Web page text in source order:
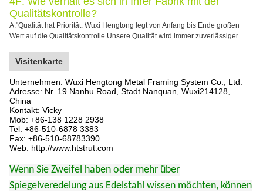
Qualitätskontrolle?
A:"Qualität hat Priorität. Wuxi Hengtong legt von Anfang bis Ende großen
Wert auf die Qualitätskontrolle.Unsere Qualität wird immer zuverlässiger..
Visitenkarte
Unternehmen: Wuxi Hengtong Metal Framing System Co., Ltd.
Adresse: Nr. 19 Nanhu Road, Stadt Nanquan, Wuxi214128
China
Kontakt: Vicky
Mob: +86-138 1228 2938
Tel: +86-510-6878 3383
Fax: +86-510-68783390
Web: http://www.htstrut.com
Wenn Sie Zweifel haben oder mehr über
Spiegelveredelung aus Edelstahl wissen möchten, können